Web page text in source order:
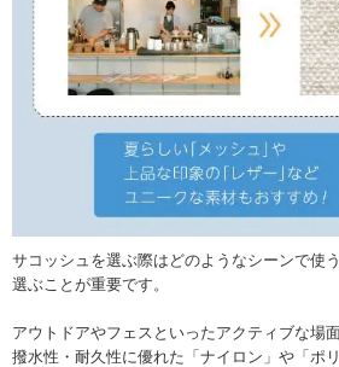
サコッシュを選ぶ際はどのようなシーンで使
選ぶことが重要です。
アウトドアやフェスといったアクティブな場
撥水性・耐久性に優れた「ナイロン」や「ポ